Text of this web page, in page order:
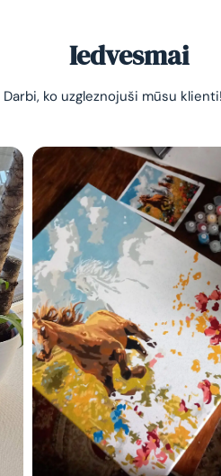
Iedvesmai
Darbi, ko uzgleznojuši mūsu
-
Esmu